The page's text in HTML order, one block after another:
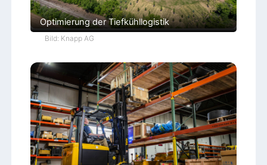
Optimierung der Tiefkühllogistik
Bild: Knapp AG